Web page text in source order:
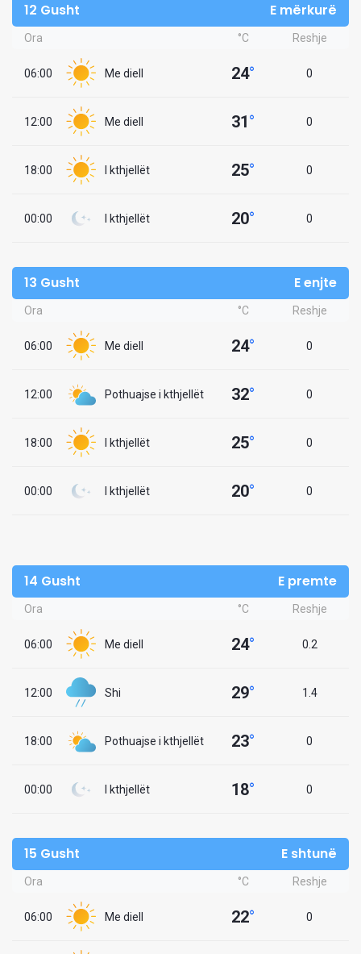
12 Gusht E mërkurë
Ora °C Reshje
06:00 Me diell 24° 0
12:00 Me diell 31° 0
18:00 I kthjellët 25° 0
00:00 I kthjellët 20° 0
13 Gusht E enjte
Ora °C Reshje
06:00 Me diell 24° 0
12:00 Pothuajse i kthjellët 32° 0
18:00 I kthjellët 25° 0
00:00 I kthjellët 20° 0
14 Gusht E premte
Ora °C Reshje
06:00 Me diell 24° 0.2
12:00 Shi 29° 1.4
18:00 Pothuajse i kthjellët 23° 0
00:00 I kthjellët 18° 0
15 Gusht E shtunë
Ora °C Reshje
06:00 Me diell 22° 0